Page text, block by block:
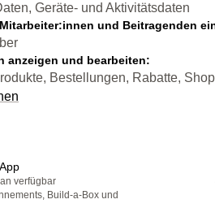
Geräte- und Aktivitätsdaten
und Beitragenden
anzeigen und bearbeiten:
Bestellungen, Rabatte,
verfügbar
Build-a-Box und